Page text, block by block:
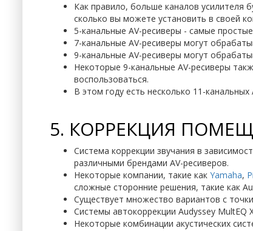
Как правило, больше каналов усилителя
сколько вы можете установить в своей
5-канальные AV-ресиверы - самые
7-канальные AV-ресиверы могут
9-канальные AV-ресиверы могут
Некоторые 9-канальные AV-ресиверы
воспользоваться.
В этом году есть несколько 11-
5. КОРРЕКЦИЯ
Система коррекции звучания в
различными брендами AV-ресиверов.
Некоторые компании, такие как Yamaha,
сложные сторонние решения, такие как
Существует множество вариантов с
Системы автокоррекции Audyssey
Некоторые комбинации акустических